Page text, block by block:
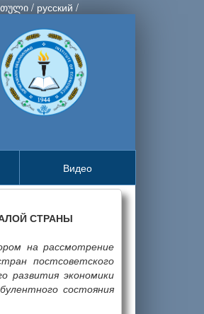
/ русский /
Видео
СТРАНЫ
на рассмотрение
постсоветского
развития экономики
состояния